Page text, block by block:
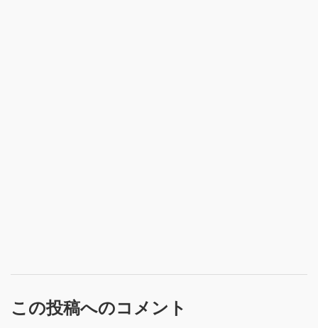
この投稿へのコメント